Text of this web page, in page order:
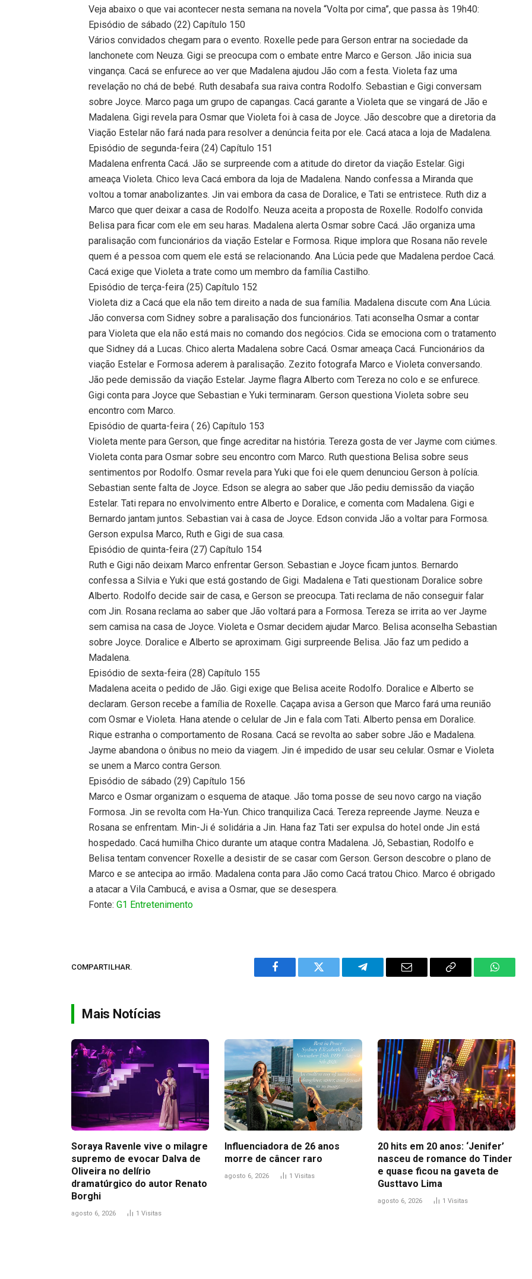
Veja abaixo o que vai acontecer nesta semana na novela “Volta por cima”, que passa às 19h40:
Episódio de sábado (22) Capítulo 150
Vários convidados chegam para o evento. Roxelle pede para Gerson entrar na sociedade da
lanchonete com Neuza. Gigi se preocupa com o embate entre Marco e Gerson. Jão inicia sua
vingança. Cacá se enfurece ao ver que Madalena ajudou Jão com a festa. Violeta faz uma
revelação no chá de bebé. Ruth desabafa sua raiva contra Rodolfo. Sebastian e Gigi conversam
sobre Joyce. Marco paga um grupo de capangas. Cacá garante a Violeta que se vingará de Jão e
Madalena. Gigi revela para Osmar que Violeta foi à casa de Joyce. Jão descobre que a diretoria da
Viação Estelar não fará nada para resolver a denúncia feita por ele. Cacá ataca a loja de Madalena.
Episódio de segunda-feira (24) Capítulo 151
Madalena enfrenta Cacá. Jão se surpreende com a atitude do diretor da viação Estelar. Gigi
ameaça Violeta. Chico leva Cacá embora da loja de Madalena. Nando confessa a Miranda que
voltou a tomar anabolizantes. Jin vai embora da casa de Doralice, e Tati se entristece. Ruth diz a
Marco que quer deixar a casa de Rodolfo. Neuza aceita a proposta de Roxelle. Rodolfo convida
Belisa para ficar com ele em seu haras. Madalena alerta Osmar sobre Cacá. Jão organiza uma
paralisação com funcionários da viação Estelar e Formosa. Rique implora que Rosana não revele
quem é a pessoa com quem ele está se relacionando. Ana Lúcia pede que Madalena perdoe Cacá.
Cacá exige que Violeta a trate como um membro da família Castilho.
Episódio de terça-feira (25) Capítulo 152
Violeta diz a Cacá que ela não tem direito a nada de sua família. Madalena discute com Ana Lúcia.
Jão conversa com Sidney sobre a paralisação dos funcionários. Tati aconselha Osmar a contar
para Violeta que ela não está mais no comando dos negócios. Cida se emociona com o tratamento
que Sidney dá a Lucas. Chico alerta Madalena sobre Cacá. Osmar ameaça Cacá. Funcionários da
viação Estelar e Formosa aderem à paralisação. Zezito fotografa Marco e Violeta conversando.
Jão pede demissão da viação Estelar. Jayme flagra Alberto com Tereza no colo e se enfurece.
Gigi conta para Joyce que Sebastian e Yuki terminaram. Gerson questiona Violeta sobre seu
encontro com Marco.
Episódio de quarta-feira ( 26) Capítulo 153
Violeta mente para Gerson, que finge acreditar na história. Tereza gosta de ver Jayme com ciúmes.
Violeta conta para Osmar sobre seu encontro com Marco. Ruth questiona Belisa sobre seus
sentimentos por Rodolfo. Osmar revela para Yuki que foi ele quem denunciou Gerson à polícia.
Sebastian sente falta de Joyce. Edson se alegra ao saber que Jão pediu demissão da viação
Estelar. Tati repara no envolvimento entre Alberto e Doralice, e comenta com Madalena. Gigi e
Bernardo jantam juntos. Sebastian vai à casa de Joyce. Edson convida Jão a voltar para Formosa.
Gerson expulsa Marco, Ruth e Gigi de sua casa.
Episódio de quinta-feira (27) Capítulo 154
Ruth e Gigi não deixam Marco enfrentar Gerson. Sebastian e Joyce ficam juntos. Bernardo
confessa a Silvia e Yuki que está gostando de Gigi. Madalena e Tati questionam Doralice sobre
Alberto. Rodolfo decide sair de casa, e Gerson se preocupa. Tati reclama de não conseguir falar
com Jin. Rosana reclama ao saber que Jão voltará para a Formosa. Tereza se irrita ao ver Jayme
sem camisa na casa de Joyce. Violeta e Osmar decidem ajudar Marco. Belisa aconselha Sebastian
sobre Joyce. Doralice e Alberto se aproximam. Gigi surpreende Belisa. Jão faz um pedido a
Madalena.
Episódio de sexta-feira (28) Capítulo 155
Madalena aceita o pedido de Jão. Gigi exige que Belisa aceite Rodolfo. Doralice e Alberto se
declaram. Gerson recebe a família de Roxelle. Caçapa avisa a Gerson que Marco fará uma reunião
com Osmar e Violeta. Hana atende o celular de Jin e fala com Tati. Alberto pensa em Doralice.
Rique estranha o comportamento de Rosana. Cacá se revolta ao saber sobre Jão e Madalena.
Jayme abandona o ônibus no meio da viagem. Jin é impedido de usar seu celular. Osmar e Violeta
se unem a Marco contra Gerson.
Episódio de sábado (29) Capítulo 156
Marco e Osmar organizam o esquema de ataque. Jão toma posse de seu novo cargo na viação
Formosa. Jin se revolta com Ha-Yun. Chico tranquiliza Cacá. Tereza repreende Jayme. Neuza e
Rosana se enfrentam. Min-Ji é solidária a Jin. Hana faz Tati ser expulsa do hotel onde Jin está
hospedado. Cacá humilha Chico durante um ataque contra Madalena. Jô, Sebastian, Rodolfo e
Belisa tentam convencer Roxelle a desistir de se casar com Gerson. Gerson descobre o plano de
Marco e se antecipa ao irmão. Madalena conta para Jão como Cacá tratou Chico. Marco é obrigado
a atacar a Vila Cambucá, e avisa a Osmar, que se desespera.
Fonte:G1 Entretenimento
COMPARTILHAR.
Facebook Twitter Telegram Email
Copy
Mais Notícias
Soraya Ravenle vive o milagre
supremo de evocar Dalva de
Oliveira no delírio
dramatúrgico do autor Renato
Borghi
agosto 6, 2026 1 Visitas
Influenciadora de 26 anos
morre de câncer raro
agosto 6, 2026 1 Visitas
20 hits em 20 anos: ‘Jenifer’
nasceu de romance do Tinder
e quase ficou na gaveta de
Gusttavo Lima
agosto 6, 2026 1 Visitas